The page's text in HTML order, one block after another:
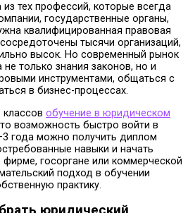
тех профессий, которые всегда
государственные органы,
квалифицированная правовая
тысячи организаций,
высок. Но современный рынок
не только знания законов, но и
инструментами, общаться с
в бизнес-процессах.
обучение в юридическом
возможность быстро войти в
года можно получить диплом
навыки и начать
госоргане или коммерческой
подход в обучении
практику.